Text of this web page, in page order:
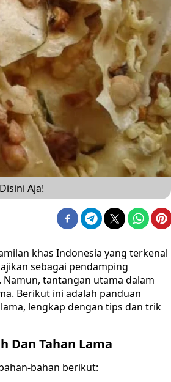
Aja!
khas Indonesia yang terkenal
sebagai pendamping
tantangan utama dalam
Berikut ini adalah panduan
lengkap dengan tips dan trik
Dan Tahan Lama
bahan berikut: